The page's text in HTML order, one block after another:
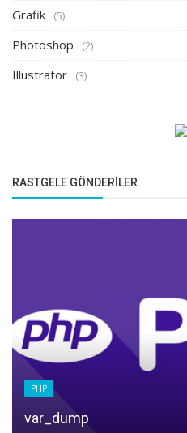
Grafik (5)
Photoshop (2)
Illustrator (3)
RASTGELE GÖNDERILER